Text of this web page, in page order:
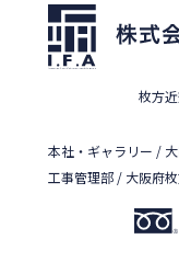
枚方
本社・ギャラリー /
工事管理部 / 大阪府